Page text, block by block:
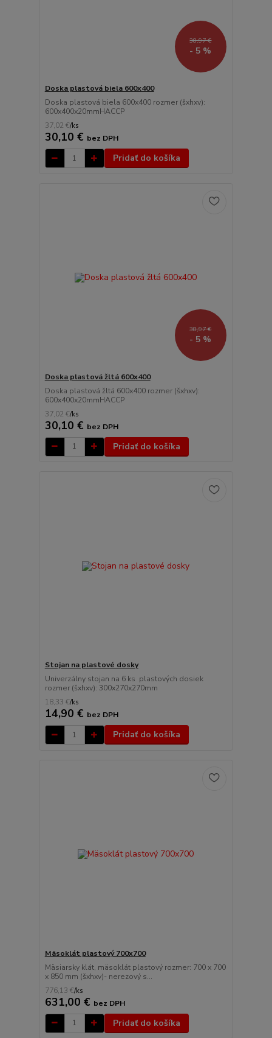
38,97 €
- 5 %
Doska plastová biela 600x400
Doska plastová biela 600x400 rozmer (šxhxv):
600x400x20mmHACCP
37,02 €/ks
30,10 € bez DPH
Pridať do košíka
38,97 €
- 5 %
Doska plastová žltá 600x400
Doska plastová žltá 600x400 rozmer (šxhxv):
600x400x20mmHACCP
37,02 €/ks
30,10 € bez DPH
Pridať do košíka
Stojan na plastové dosky
Univerzálny stojan na 6 ks plastových dosiek
rozmer (šxhxv): 300x270x270mm
18,33 €/ks
14,90 € bez DPH
Pridať do košíka
Mäsoklát plastový 700x700
Mäsiarsky klát, mäsoklát plastový rozmer: 700 x 700
x 850 mm (šxhxv)- nerezový s...
776,13 €/ks
631,00 € bez DPH
Pridať do košíka